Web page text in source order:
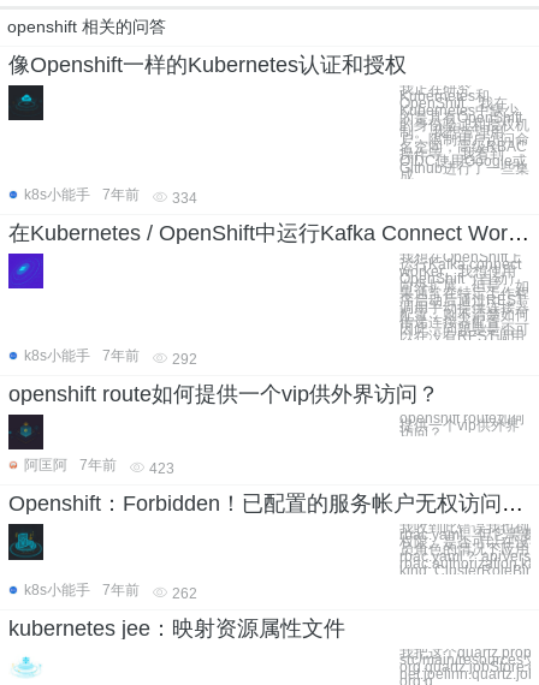
openshift 相关的问答
像Openshift一样的Kubernetes认证和授权
我正在研究
Kubernetes和
OpenShift。我在
Kubernetes中缺少
的是具有OpenShift
的身份验证和授权机
制。 我想管理用
户，限制用户访问命
名空间，高级RBAC
操作等。 我看到
OIDC使用Google或
Github进行了一些集
成
k8s小能手
7年前 334
在Kubernetes / OpenShift中运行Kafka Connect Workers而不通过REST API发布配置？
我想在OpenShift上
运行Kafka connect
worker。我想使用
OpenShift（自动）
向外扩展。但是，如
果通常在特定工作程
序启动后通过REST
调用手动提供连接器
配置，则不清楚如何
传递连接器配置。
因此，问题是是否可
以在没有REST调用
k8s小能手
7年前 292
openshift route如何提供一个vip供外界访问？
openshift route如何
提供一个vip供外界
访问？
阿匡阿
7年前 423
Openshift：Forbidden！已配置的服务帐户无权访问。服务帐户可能已被撤销
我收到此错误我也创
rbac.yaml。但它需要
权限。是否可以在没
员角色的情况下应用
rbac.yaml？ apiVersion:
kind:
k8s小能手
7年前 262
kubernetes jee：映射资源属性文件
我把这个
src/main/resources